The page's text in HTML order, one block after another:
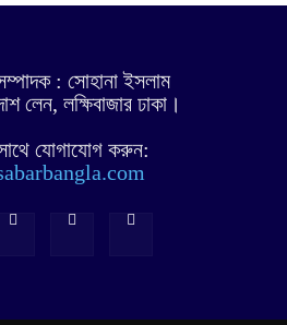
: সোহানা ইসলাম
লেন, লক্ষিবাজার ঢাকা।
যোগাযোগ করুন: